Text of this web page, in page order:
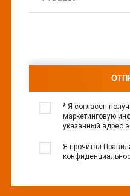
* Я согласен
маркетинговую
указанный адрес
Я прочитал